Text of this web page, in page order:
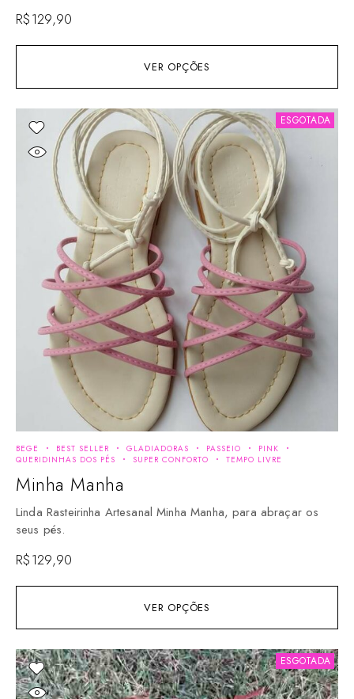
VER OPÇÕES
R$129,90
ESGOTADA
VER OPÇÕES
BEGE BEST SELLER GLADIADORAS PASSEIO
PINK
QUERIDINHAS DOS PÉS
SUPER CONFORTO TEMPO LIVRE
Minha Manha
Linda Rasteirinha Artesanal Minha Manha, para abraçar os
seus pés.
R$129,90
ESGOTADA